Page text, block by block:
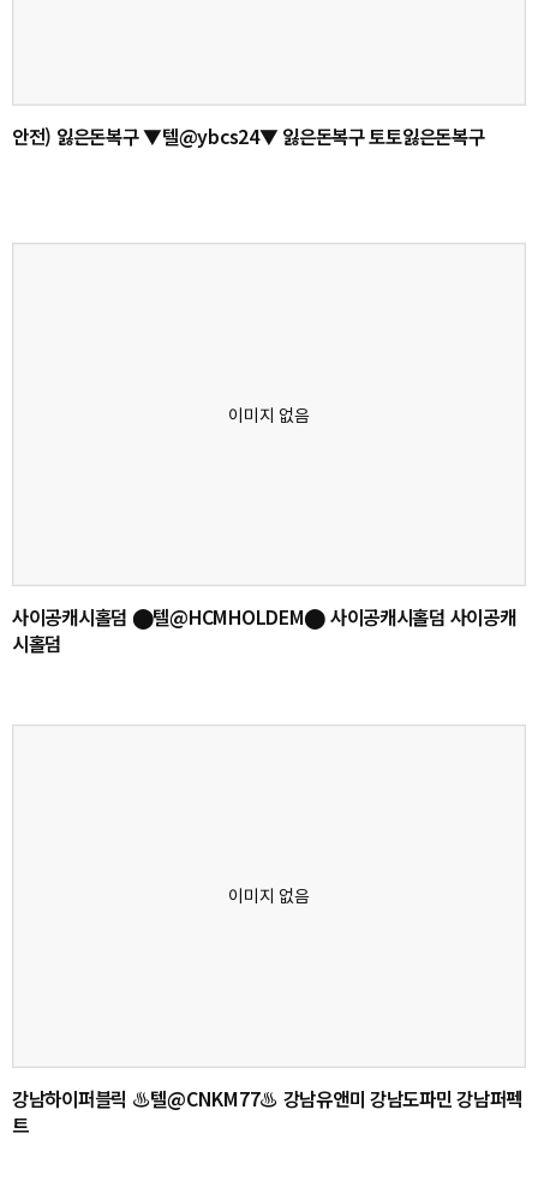
안전) 잃은돈복구 ▼텔@ybcs24▼ 잃은돈복구 토토잃은돈복구
사이공캐시홀덤 ⬤텔@HCMHOLDEM⬤ 사이공캐시홀덤 사이공캐
시홀덤
강남하이퍼블릭 ♨텔@CNKM77♨ 강남유앤미 강남도파민 강남퍼펙
트